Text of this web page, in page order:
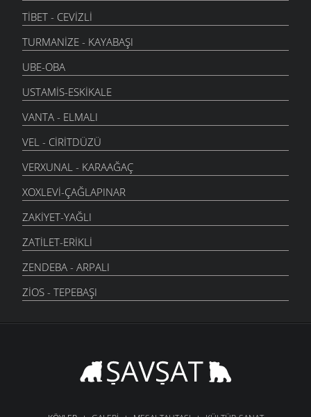
TIBET - CEVIZLI
TURMANIZE - KAYABAŞI
UBE-OBA
USTAMIS-ESKIKALE
VANTA - ELMALI
VEL - CIRITDÜZÜ
VERXUNAL - KARAAĞAÇ
XOXLEVI-ÇAĞLAPINAR
ZAKIYET-YAĞLI
ZATILET-ERIKLI
ZENDEBA - ARPALI
ZIOS - TEPEBAŞI